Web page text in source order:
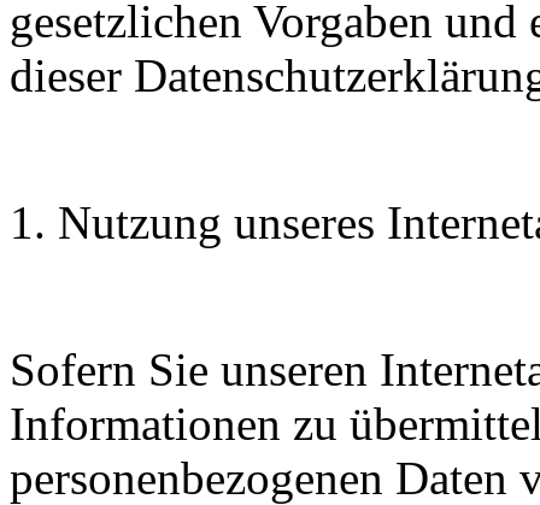
gesetzlichen Vorgaben
dieser
1. Nutzung unseres
Sofern Sie unseren
Informationen zu
personenbezogenen